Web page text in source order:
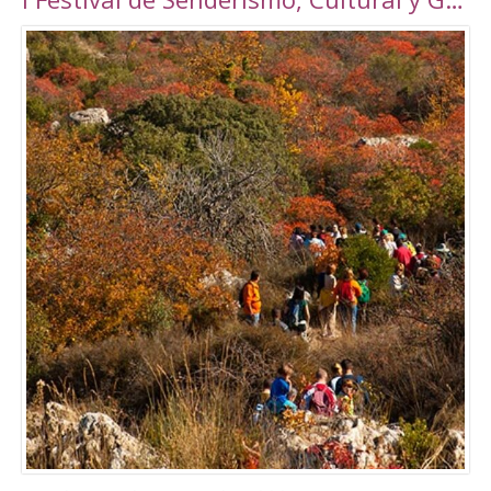
Torrepalma ***, con unas novedosas y amplias
instalaciones inauguradas en 2010, con una
superficie total de 6889 m2. Amplio abanico
de actividades tanto libres como dirigidas.
Tarifas Las tarifas para entradas individuales y
de forma puntual tienen un importe de
5,00€. También existe la posibilidad de
adquirir un Bono de 10 usos (válido durante 90
días) a un precio de 40,00€. Tanto el ticket
como el Bono son de uso personal e
intransferible. Con acceso durante todo el día
en los horarios abajo indicados. El precio de la
entrada a la piscina para un adulto es de 3,50€.
Para consultar el resto de precios y horarios
sigan este enlace:
http://alcalalarealesdeporte.com/tarifas/
Piscina Este centro cuenta, además de con el